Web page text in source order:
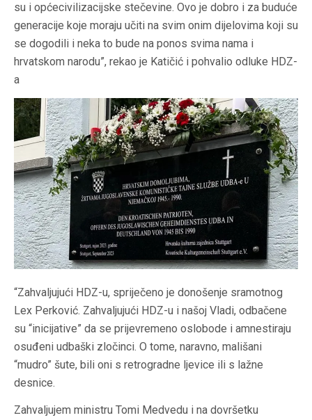
su i općecivilizacijske stečevine. Ovo je dobro i za buduće
generacije koje moraju učiti na svim onim dijelovima koji su
se dogodili i neka to bude na ponos svima nama i
hrvatskom narodu”, rekao je Katičić i pohvalio odluke HDZ-
a
“Zahvaljujući HDZ-u, spriječeno je donošenje sramotnog
Lex Perković. Zahvaljujući HDZ-u i našoj Vladi, odbačene
su “inicijative” da se prijevremeno oslobode i amnestiraju
osuđeni udbaški zločinci. O tome, naravno, mališani
“mudro” šute, bili oni s retrogradne ljevice ili s lažne
desnice.
Zahvaljujem ministru Tomi Medvedu i na dovršetku